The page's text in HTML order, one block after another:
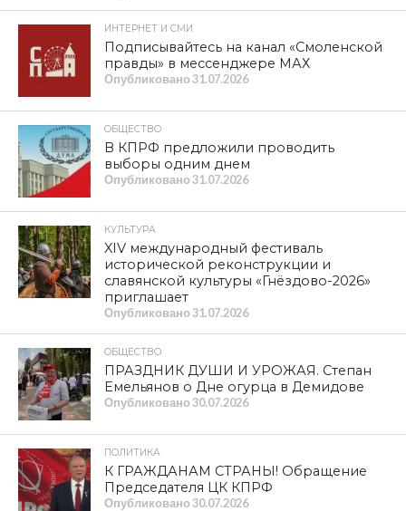
ИНТЕРНЕТ И СМИ
Подписывайтесь на канал «Смоленской
правды» в мессенджере МАХ
Опубликовано31.07.2026
ОБЩЕСТВО
В КПРФ предложили проводить
выборы одним днем
Опубликовано31.07.2026
КУЛЬТУРА
XIV международный фестиваль
исторической реконструкции и
славянской культуры «Гнёздово-2026»
приглашает
Опубликовано31.07.2026
ОБЩЕСТВО
ПРАЗДНИК ДУШИ И УРОЖАЯ. Степан
Емельянов о Дне огурца в Демидове
Опубликовано30.07.2026
ПОЛИТИКА
К ГРАЖДАНАМ СТРАНЫ! Обращение
Председателя ЦК КПРФ
Опубликовано30.07.2026